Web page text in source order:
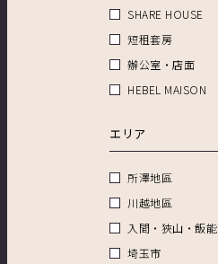
SHARE HOUSE
短租套房
辦公室・店面
HEBEL MAISON
エリア
所澤地區
川越地區
入間・狹山・飯能
埼玉市